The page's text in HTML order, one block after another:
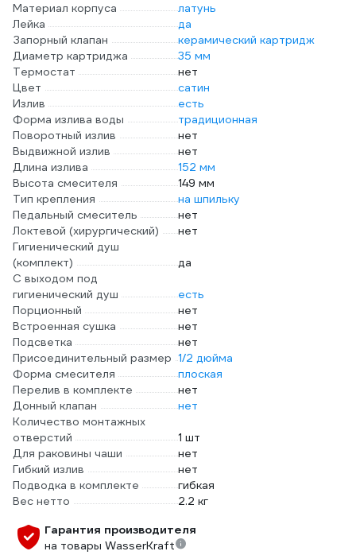
Материал корпуса
латунь
Лейка
да
Запорный клапан
керамический картридж
Диаметр картриджа
35 мм
Термостат
нет
Цвет
сатин
Излив
есть
Форма излива воды
традиционная
Поворотный излив
нет
Выдвижной излив
нет
Длина излива
152 мм
Высота смесителя
149 мм
Тип крепления
на шпильку
Педальный смеситель
нет
Локтевой (хирургический)
нет
Гигиенический душ
(комплект)
да
С выходом под
гигиенический душ
есть
Порционный
нет
Встроенная сушка
нет
Подсветка
нет
Присоединительный размер 1/2 дюйма
Форма смесителя
плоская
Перелив в комплекте
нет
Донный клапан
нет
Количество монтажных
отверстий
1 шт
Для раковины чаши
нет
Гибкий излив
нет
Подводка в комплекте
гибкая
Вес нетто
2.2 кг
Гарантия производителя
на товары WasserKraft